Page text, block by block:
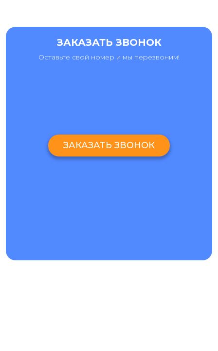
ЗАКАЗАТЬ ЗВОНОК
Оставьте свой номер и мы перезвоним!
ЗАКАЗАТЬ ЗВОНОК